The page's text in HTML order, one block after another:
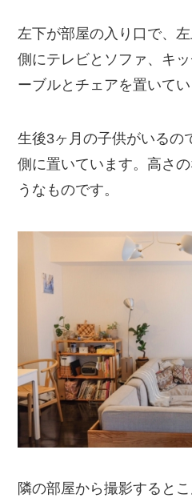
左下が部屋の入り口で、
側にテレビとソファ、キ
ーブルとチェアを置いてい
生後3ヶ月の子供がいるの
側に置いています。高さ
うなものです。
隣の部屋から撮影するとこ